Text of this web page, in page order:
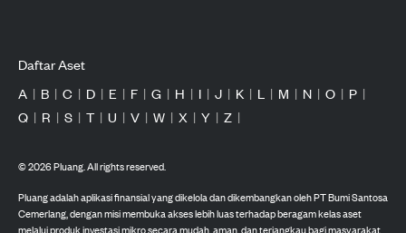
Daftar Aset
A | B | C | D | E | F | G | H | I | J | K | L | M | N | O | P |
Q | R | S | T | U | V | W | X | Y | Z |
©2026Pluang. All rights reserved.
Pluang adalah aplikasi finansial yang dikelola dan dikembangkan oleh PT Bumi Santosa
Cemerlang, dengan misi membuka akses lebih luas terhadap beragam kelas aset
melalui produk investasi mikro secara mudah, aman, dan terjangkau bagi masyarakat